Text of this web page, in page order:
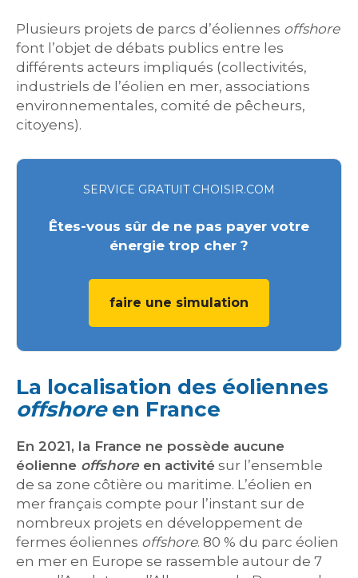
Plusieurs projets de parcs d’éoliennes offshore
font l’objet de débats publics entre les
différents acteurs impliqués (collectivités,
industriels de l’éolien en mer, associations
environnementales, comité de pêcheurs,
citoyens).
SERVICE GRATUIT CHOISIR.COM
Êtes-vous sûr de ne pas payer votre
énergie trop cher ?
faire une simulation
La localisation des éoliennes
offshoreen France
En 2021, la France ne possède aucune
éolienne offshoreen activité sur l’ensemble
de sa zone côtière ou maritime. L’éolien en
mer français compte pour l’instant sur de
nombreux projets en développement de
fermes éoliennes offshore. 80 % du parc éolien
en mer en Europe se rassemble autour de 7